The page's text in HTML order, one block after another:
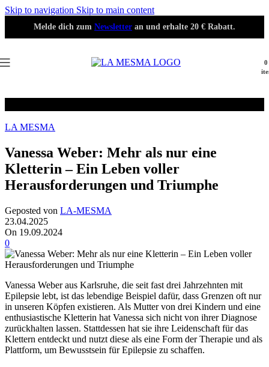
Skip to navigation Skip to main content
Melde dich zum Newsletter an und erhalte 20 € Rabatt.
0
LA MESMA
Vanessa Weber: Mehr als nur eine
Kletterin – Ein Leben voller
Herausforderungen und Triumphe
Geposted von LA-MESMA
23.04.2025
On 19.09.2024
0
Vanessa Weber aus Karlsruhe, die seit fast drei Jahrzehnten mit
Epilepsie lebt, ist das lebendige Beispiel dafür, dass Grenzen oft nur
in unseren Köpfen existieren. Als Mutter von drei Kindern und eine
enthusiastische Kletterin hat Vanessa sich nicht von ihrer Diagnose
zurückhalten lassen. Stattdessen hat sie ihre Leidenschaft für das
Klettern entdeckt und nutzt diese als eine Form der Therapie und als
Plattform, um Bewusstsein für Epilepsie zu schaffen.